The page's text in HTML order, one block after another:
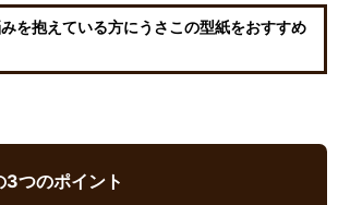
を抱えている方にうさこの型紙をおすすめ
つのポイント